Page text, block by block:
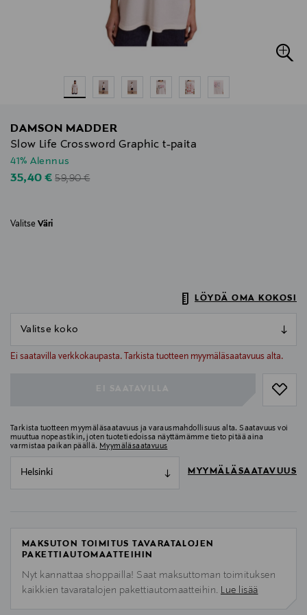
DAMSON MADDER
Slow Life Crossword Graphic t-paita
41% Alennus
Discounted Price
35,40 €Original Price
59,90 €
Valitse Väri
LÖYDÄ OMA KOKOSI
Ei saatavilla verkkokaupasta. Tarkista tuotteen myymäläsaatavuus alta.
null
Tarkista tuotteen myymäläsaatavuus ja varausmahdollisuus alta. Saatavuus voi
muuttua nopeastikin, joten tuotetiedoissa näyttämämme tieto pitää aina
varmistaa paikan päällä. Myymäläsaatavuus
Helsinki MYYMÄLÄSAATAVUUS
MAKSUTON TOIMITUS TAVARATALOJEN
PAKETTIAUTOMAATTEIHIN
Nyt kannattaa shoppailla! Saat maksuttoman toimituksen
kaikkien tavaratalojen pakettiautomaatteihin. Lue lisää